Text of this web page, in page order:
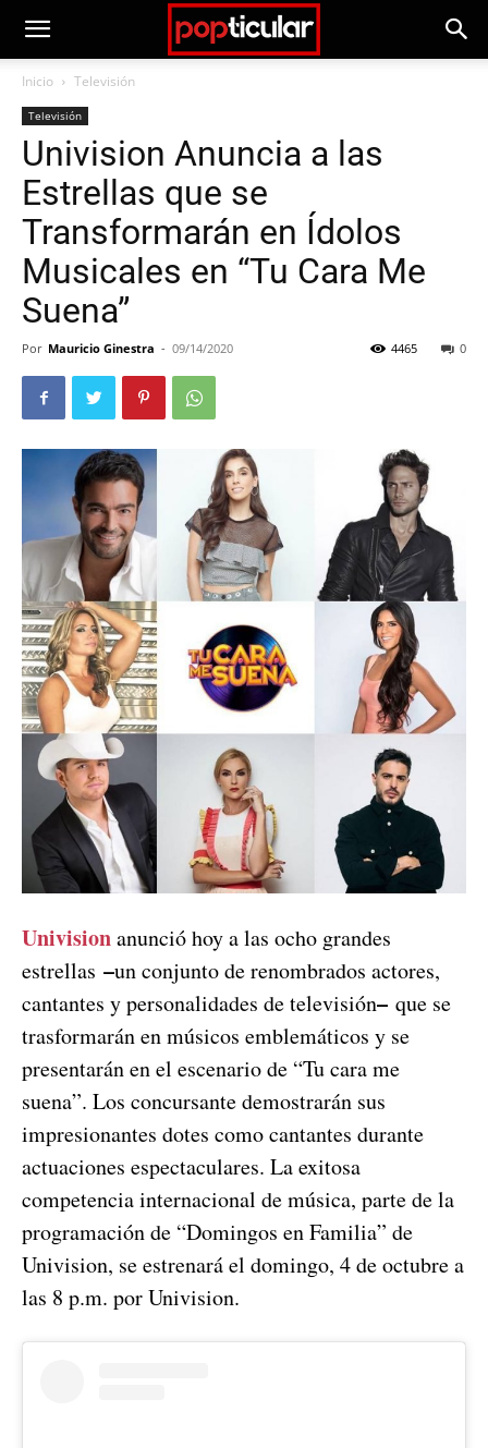
Inicio Televisión
Televisión
Univision Anuncia a las
Estrellas que se
Transformarán en Ídolos
Musicales en “Tu Cara Me
Suena”
Por Mauricio Ginestra - 09/14/2020 0
4465
Univisionanunció hoy a las ocho grandes
estrellas –un conjunto de renombrados actores,
cantantes y personalidades de televisión– que se
trasformarán en músicos emblemáticos y se
presentarán en el escenario de “Tu cara me
suena”. Los concursante demostrarán sus
impresionantes dotes como cantantes durante
actuaciones espectaculares. La exitosa
competencia internacional de música, parte de la
programación de “Domingos en Familia” de
Univision, se estrenará el domingo, 4 de octubre a
las 8 p.m. por Univision.